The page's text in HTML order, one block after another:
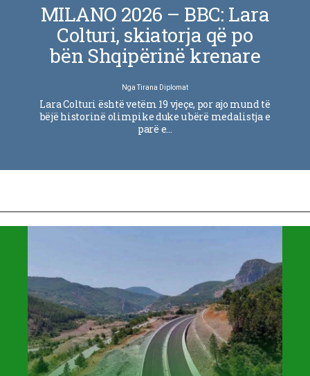
MILANO 2026 – BBC: Lara
Colturi, skiatorja që po
bën Shqipërinë krenare
NgaTirana Diplomat
Lara Colturi është vetëm 19 vjeçe, por ajo mund të
bëjë historinë olimpike duke u bërë medalistja e
parë e…